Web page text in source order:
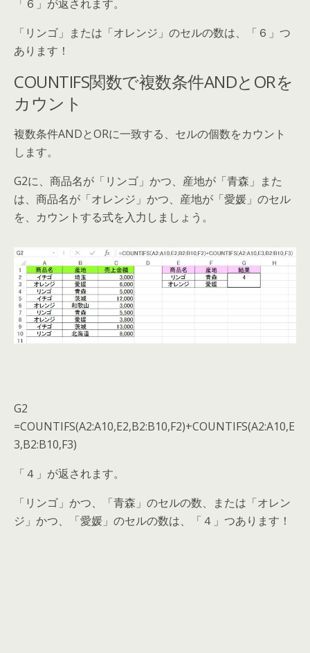
「６」が返されます。
「リンゴ」または「オレンジ」のセルの数は、「６」つ
あります！
COUNTIFS関数で複数条件ANDとORを
カウント
複数条件ANDとORに一致する、セルの個数をカウント
します。
G2に、商品名が「リンゴ」かつ、産地が「青森」また
は、商品名が「オレンジ」かつ、産地が「愛媛」のセル
を、カウントする式を入力しましょう。
G2
=COUNTIFS(A2:A10,E2,B2:B10,F2)+COUNTIFS(A2:A10,E
3,B2:B10,F3)
「４」が返されます。
「リンゴ」かつ、「青森」のセルの数、または「オレン
ジ」かつ、「愛媛」のセルの数は、「４」つあります！